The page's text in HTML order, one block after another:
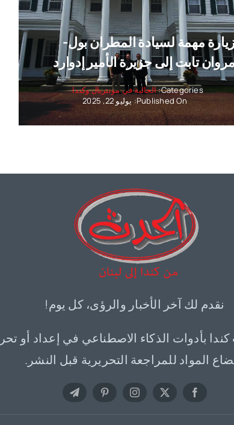
مهمة لسيادة المطران بول-
تابت إلى جزيرة الأمير إدوارد
Categories: الجالية في مونتريال وكندا
Published On: يوليو 22, 2025
نقدم لك آخر الأخبار والرؤى، كل يوم!
بأدوات الذكاء الاصطناعي في إعداد أو
المواد للمراجعة التحريرية قبل النشر.